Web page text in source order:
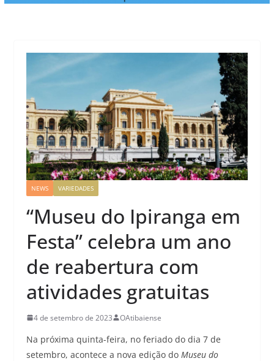
NEWS VARIEDADES
“Museu do Ipiranga em
Festa” celebra um ano
de reabertura com
atividades gratuitas
4 de setembro de 2023 OAtibaiense
Na próxima quinta-feira, no feriado do dia 7 de
setembro, acontece a nova edição do Museu do